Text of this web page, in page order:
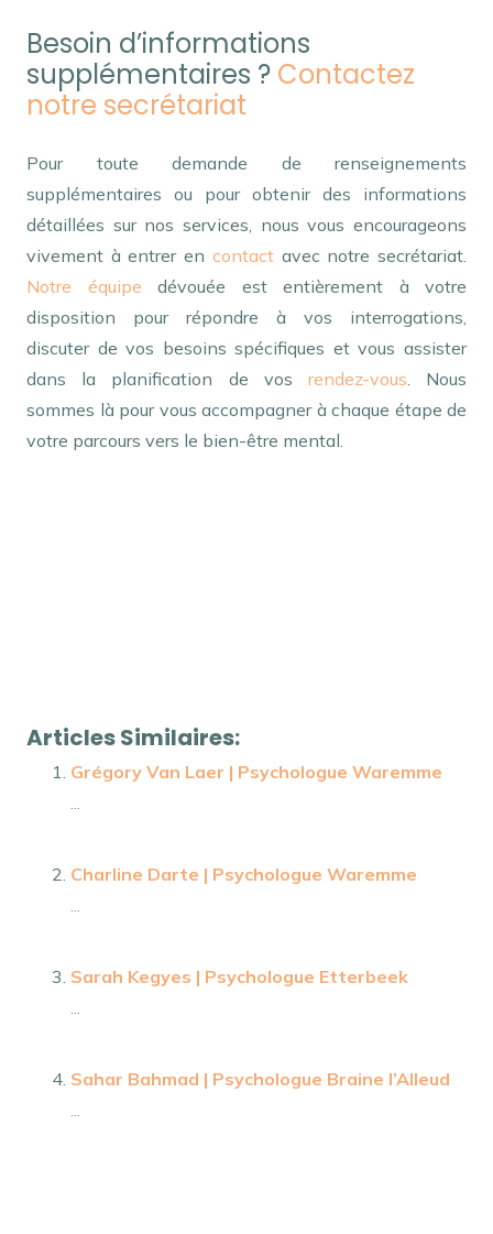
Besoin d’informations
supplémentaires ? Contactez
notre secrétariat
Pour toute demande de renseignements
supplémentaires ou pour obtenir des informations
détaillées sur nos services, nous vous encourageons
vivement à entrer en contactavec notre secrétariat.
Notre équipe dévouée est entièrement à votre
disposition pour répondre à vos interrogations,
discuter de vos besoins spécifiques et vous assister
dans la planification de vos rendez-vous. Nous
sommes là pour vous accompagner à chaque étape de
votre parcours vers le bien-être mental.
Articles Similaires:
Grégory Van Laer | Psychologue Waremme
Charline Darte | Psychologue Waremme
Sarah Kegyes | Psychologue Etterbeek
Sahar Bahmad | Psychologue Braine l’Alleud